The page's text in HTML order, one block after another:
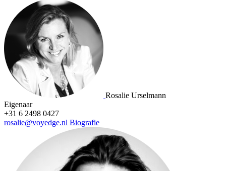
Rosalie Urselmann
Eigenaar
+31 6 2498 0427
rosalie@voyedge.nl Biografie